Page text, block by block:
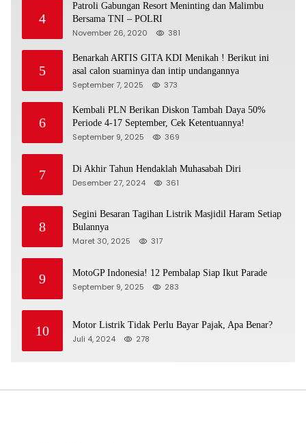
4
Patroli Gabungan Resort Meninting dan Malimbu
Bersama TNI – POLRI
November 26, 2020 381
5
Benarkah ARTIS GITA KDI Menikah ! Berikut ini
asal calon suaminya dan intip undangannya
September 7, 2025 373
6
Kembali PLN Berikan Diskon Tambah Daya 50%
Periode 4-17 September, Cek Ketentuannya!
September 9, 2025 369
7 Di Akhir Tahun Hendaklah Muhasabah Diri
Desember 27, 2024 361
8
Segini Besaran Tagihan Listrik Masjidil Haram Setiap
Bulannya
Maret 30, 2025 317
9 MotoGP Indonesia! 12 Pembalap Siap Ikut Parade
September 9, 2025 283
10 Motor Listrik Tidak Perlu Bayar Pajak, Apa Benar?
Juli 4, 2024 278